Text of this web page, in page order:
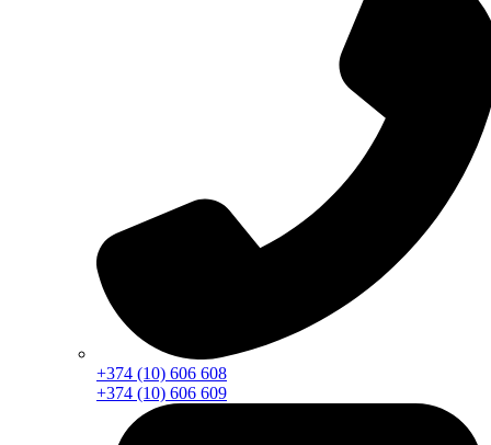
+374 (10) 606 608
+374 (10) 606 609